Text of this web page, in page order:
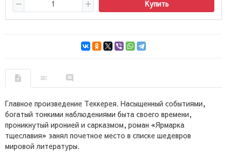
Купить
Главное произведение Теккерея. Насыщенный событиями,
богатый тонкими наблюдениями быта своего времени,
проникнутый иронией и сарказмом, роман «Ярмарка
тщеславия» занял почетное место в списке шедевров
мировой литературы.